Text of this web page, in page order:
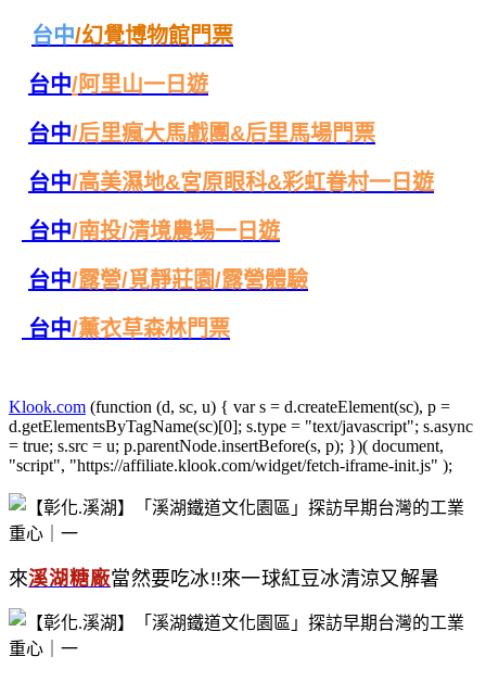
台中/幻覺博物館門票
台中/阿里山一日遊
台中/后里瘋大馬戲團&后里馬場門票
台中/高美濕地&宮原眼科&彩虹眷村一日遊
台中/南投/清境農場一日遊
台中/露營/覓靜莊園/露營體驗
台中/薰衣草森林門票
Klook.com (function (d, sc, u) { var s = d.createElement(sc), p =
d.getElementsByTagName(sc)[0]; s.type = "text/javascript"; s.async
= true; s.src = u; p.parentNode.insertBefore(s, p); })( document,
"script", "https://affiliate.klook.com/widget/fetch-iframe-init.js" );
來溪湖糖廠當然要吃冰!!來一球紅豆冰清涼又解暑